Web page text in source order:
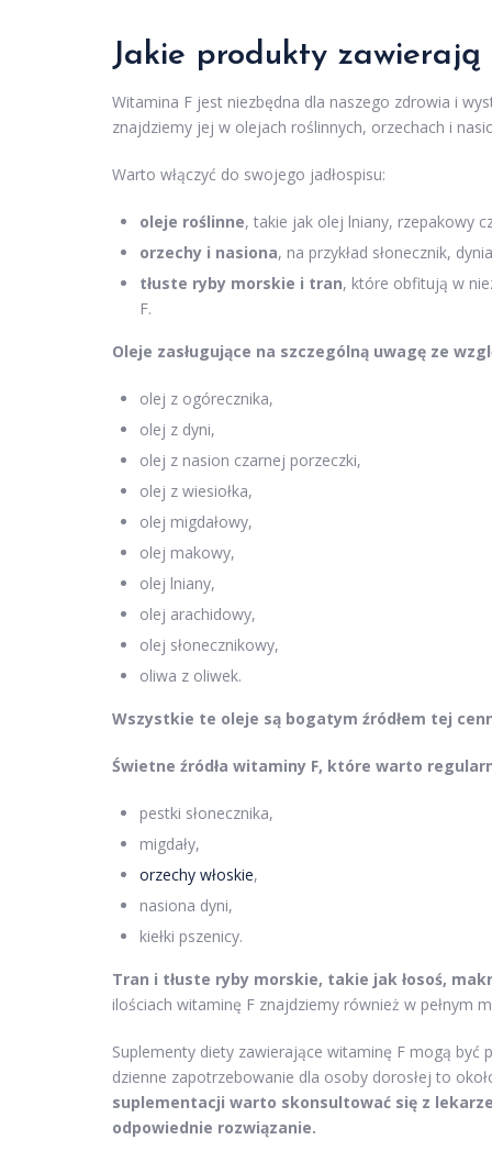
Jakie produkty
Witamina F jest niezbędna dla naszego zdrowia i
znajdziemy jej w olejach roślinnych, orzechach i
Warto włączyć do swojego jadłospisu:
oleje roślinne, takie jak olej lniany, rzepakowy
orzechy i nasiona, na przykład słonecznik,
tłuste ryby morskie i tran, które obfitują w
F.
Oleje zasługujące na szczególną uwagę ze
olej z ogórecznika,
olej z dyni,
olej z nasion czarnej porzeczki,
olej z wiesiołka,
olej migdałowy,
olej makowy,
olej lniany,
olej arachidowy,
olej słonecznikowy,
oliwa z oliwek.
Wszystkie te oleje są bogatym źródłem tej
Świetne źródła witaminy F, które warto
pestki słonecznika,
migdały,
orzechy włoskie,
nasiona dyni,
kiełki pszenicy.
Tran i tłuste ryby morskie, takie jak łosoś,
ilościach witaminę F znajdziemy również w pełnym
Suplementy diety zawierające witaminę F mogą być
dzienne zapotrzebowanie dla osoby dorosłej to
suplementacji warto skonsultować się z
odpowiednie rozwiązanie.